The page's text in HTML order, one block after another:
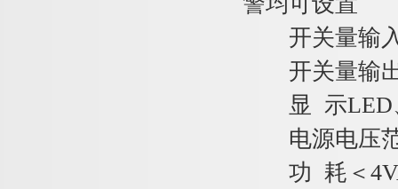
开关量输入
开关量输出
显 示LED、
电源电压范
功 耗＜